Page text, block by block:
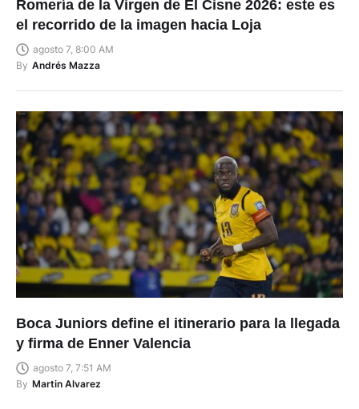
Romería de la Virgen de El Cisne 2026: este es
el recorrido de la imagen hacia Loja
agosto 7, 8:00 AM
By Andrés Mazza
Boca Juniors define el itinerario para la llegada
y firma de Enner Valencia
agosto 7, 7:51 AM
By Martin Alvarez